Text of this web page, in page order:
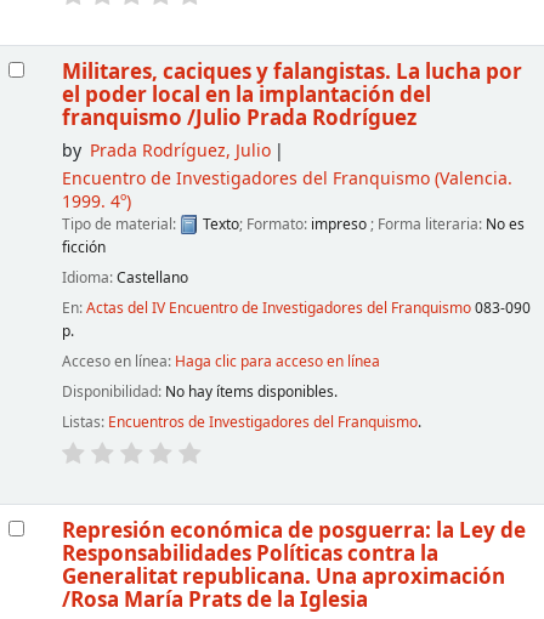
Militares, caciques y falangistas. La lucha por
el poder local en la implantación del
franquismo /Julio Prada Rodríguez
by Prada Rodríguez, Julio
Encuentro de Investigadores del Franquismo(Valencia.
1999. 4º)
Tipo de material: Texto; Formato: impreso ; Forma literaria: No es
ficción
Idioma:Castellano
En:Actas del IV Encuentro de Investigadores del Franquismo083-090
p.
Acceso en línea: Haga clic para acceso en línea
Disponibilidad: No hay ítems disponibles.
Listas: Encuentros de Investigadores del Franquismo.
Represión económica de posguerra: la Ley de
Responsabilidades Políticas contra la
Generalitat republicana. Una aproximación
/Rosa María Prats de la Iglesia